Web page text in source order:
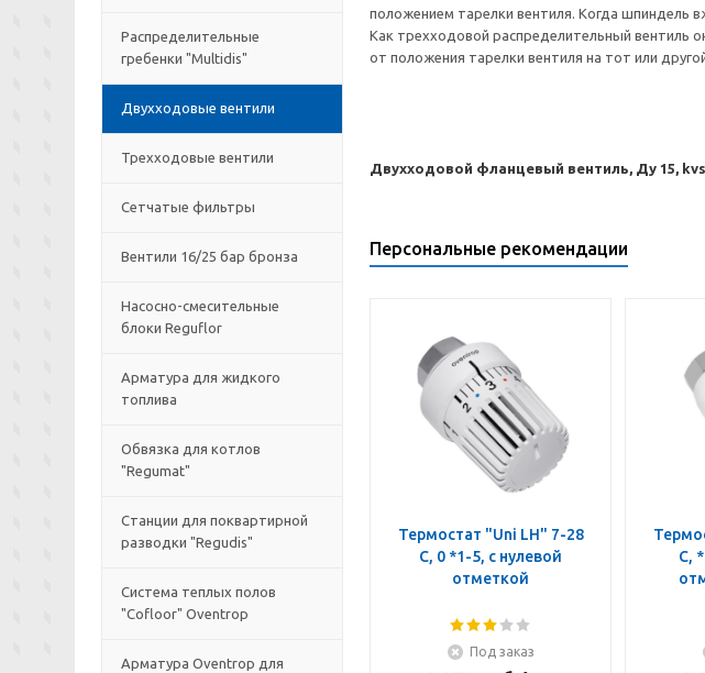
Распределительные
гребенки "Multidis"
Двухходовые вентили
Трехходовые вентили
Сетчатые фильтры
Вентили 16/25 бар бронза
Насосно-смесительные
блоки Reguflor
Арматура для жидкого
топлива
Обвязка для котлов
"Regumat"
Станции для поквартирной
разводки "Regudis"
Система теплых полов
"Cofloor" Oventrop
Арматура Oventrop для
положением тарелки вентиля. Когда шпиндель
Как трехходовой распределительный вентиль
от положения тарелки вентиля на тот или
Двухходовой фланцевый вентиль, Ду 15,
Персональные рекомендации
Термостат "Uni LH" 7-28
C, 0 *1-5, с нулевой
отметкой
Под заказ
C,